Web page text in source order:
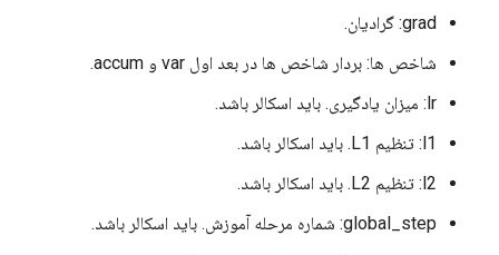
grad: گرادیان.
شاخص ها: بردار شاخص ها در بعد اول var و accum.
lr: میزان یادگیری. باید اسکالر باشد.
l1: تنظیم L1. باید اسکالر باشد.
l2: تنظیم L2. باید اسکالر باشد.
global_step: شماره مرحله آموزش. باید اسکالر باشد.